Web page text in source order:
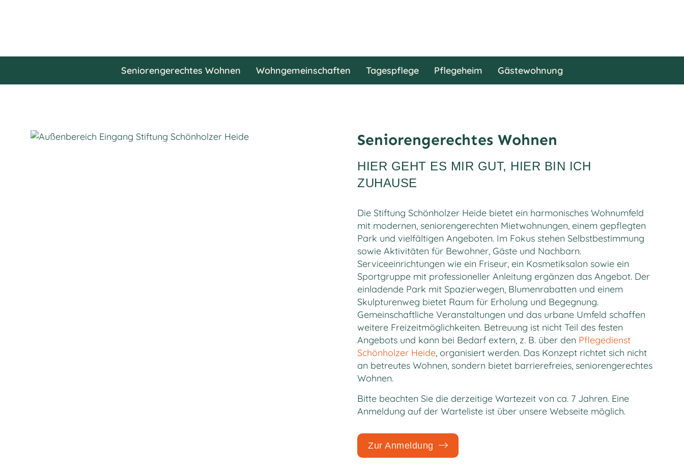
Seniorengerechtes Wohnen Wohngemeinschaften Tagespflege Pflegeheim Gästewohnung
Seniorengerechtes Wohnen
HIER GEHT ES MIR GUT, HIER BIN ICH
ZUHAUSE
Die Stiftung Schönholzer Heide bietet ein harmonisches Wohnumfeld
mit modernen, seniorengerechten Mietwohnungen, einem gepflegten
Park und vielfältigen Angeboten. Im Fokus stehen Selbstbestimmung
sowie Aktivitäten für Bewohner, Gäste und Nachbarn.
Serviceeinrichtungen wie ein Friseur, ein Kosmetiksalon sowie ein
Sportgruppe mit professioneller Anleitung ergänzen das Angebot. Der
einladende Park mit Spazierwegen, Blumenrabatten und einem
Skulpturenweg bietet Raum für Erholung und Begegnung.
Gemeinschaftliche Veranstaltungen und das urbane Umfeld schaffen
weitere Freizeitmöglichkeiten. Betreuung ist nicht Teil des festen
Angebots und kann bei Bedarf extern, z. B. über den Pflegedienst
Schönholzer Heide, organisiert werden. Das Konzept richtet sich nicht
an betreutes Wohnen, sondern bietet barrierefreies, seniorengerechtes
Wohnen.
Bitte beachten Sie die derzeitige Wartezeit von ca. 7 Jahren. Eine
Anmeldung auf der Warteliste ist über unsere Webseite möglich.
Zur Anmeldung